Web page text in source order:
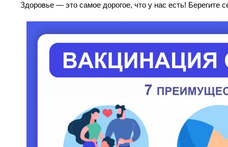
Здоровье — это самое дорогое, что у нас есть! Берегите